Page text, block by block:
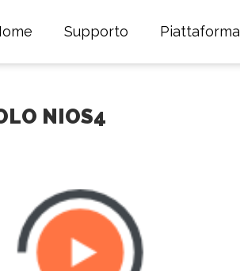
Supporto Piattaforma
NIOS4